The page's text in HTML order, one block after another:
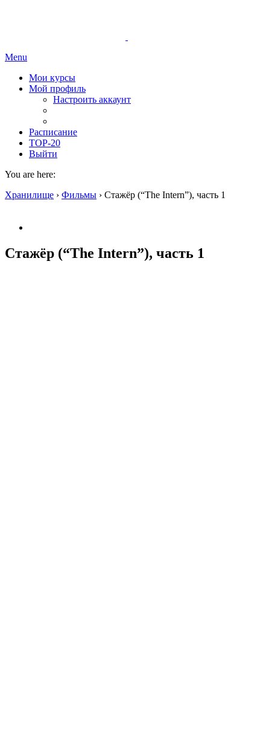
Menu
Мои курсы
Мой профиль
Настроить аккаунт
Расписание
TOP-20
Выйти
You are here:
Хранилище › Фильмы › Стажёр (“The Intern”), часть 1
Стажёр (“The Intern”), часть 1